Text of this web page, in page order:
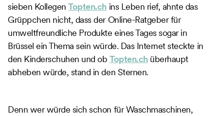
sieben KollegenTopten.ch ins Leben rief, ahnte das
Grüppchen nicht, dass der Online-Ratgeber für
umweltfreundliche Produkte eines Tages sogar in
Brüssel ein Thema sein würde. Das Internet steckte in
den Kinderschuhen und obTopten.chüberhaupt
abheben würde, stand in den Sternen.
Denn wer würde sich schon für Waschmaschinen,